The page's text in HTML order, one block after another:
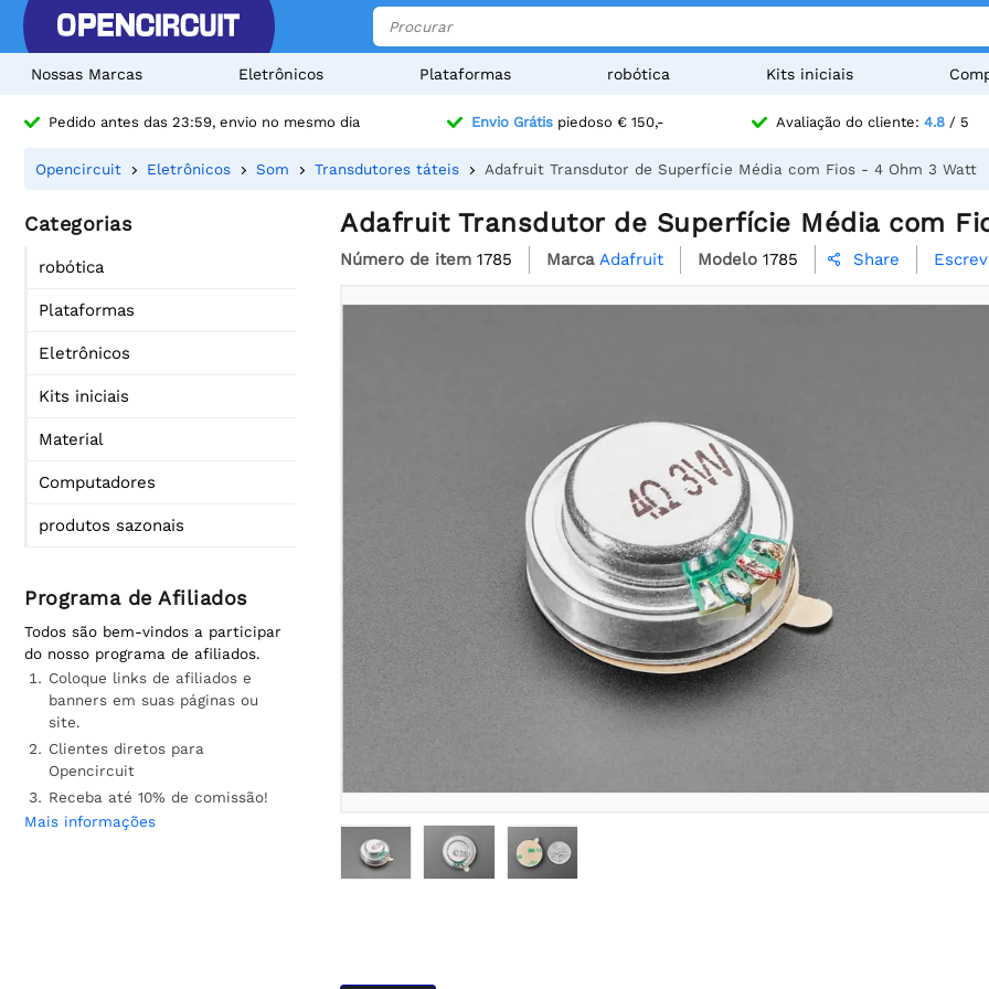
Nossas Marcas Eletrônicos Plataformas robótica Kits iniciais
Pedido antes das 23:59, envio no mesmo dia Envio Grátispiedoso € 150,- Avaliação do cliente: 4.8/ 5
Opencircuit Eletrônicos Som Transdutores táteis Adafruit Transdutor de Superfície Média com Fios - 4 Ohm 3 Watt
Categorias
robótica
Plataformas
Eletrônicos
Kits iniciais
Material
Computadores
produtos sazonais
Programa de Afiliados
Todos são bem-vindos a participar
do nosso programa de afiliados.
Coloque links de afiliados e
banners em suas páginas ou
site.
Clientes diretos para
Opencircuit
Receba até 10% de comissão!
Mais informações
Adafruit Transdutor de Superfície Média com
Número de item 1785 Marca Adafruit Modelo 1785  Share